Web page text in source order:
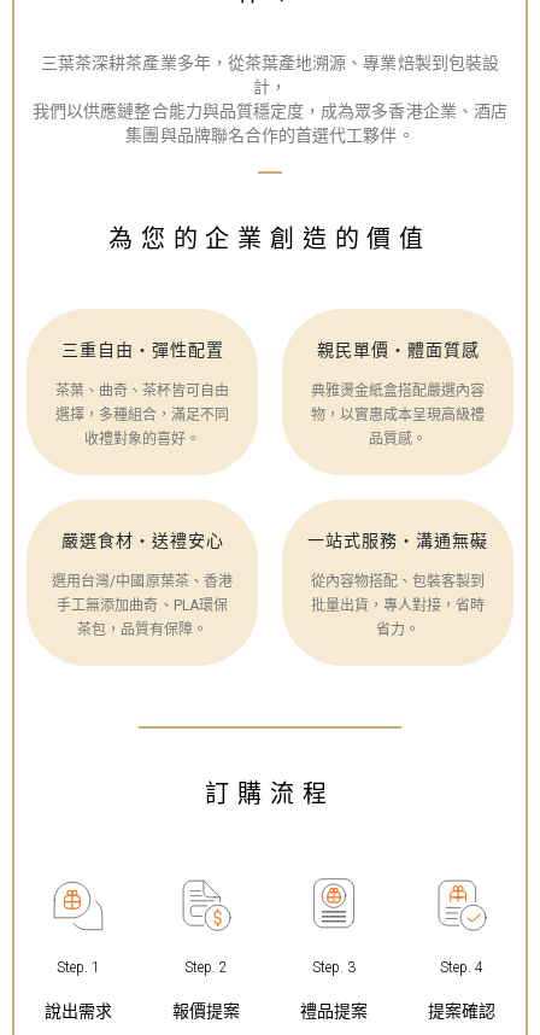
三葉茶深耕茶產業多年，從茶葉產地溯源、專業焙製到包裝設
計，
我們以供應鏈整合能力與品質穩定度，成為眾多香港企業、酒店
集團與品牌聯名合作的首選代工夥伴。
為您的企業創造的價值
三重自由・彈性配置
茶葉、曲奇、茶杯皆可自由
選擇，多種組合，滿足不同
收禮對象的喜好。
親民單價・體面質感
典雅燙金紙盒搭配嚴選內容
物，以實惠成本呈現高級禮
品質感。
嚴選食材・送禮安心
選用台灣/中國原葉茶、香港
手工無添加曲奇、PLA環保
茶包，品質有保障。
一站式服務・溝通無礙
從內容物搭配、包裝客製到
批量出貨，專人對接，省時
省力。
訂購流程
Step. 1
說出需求
Step. 2
報價提案
Step. 3
禮品提案
Step. 4
提案確認